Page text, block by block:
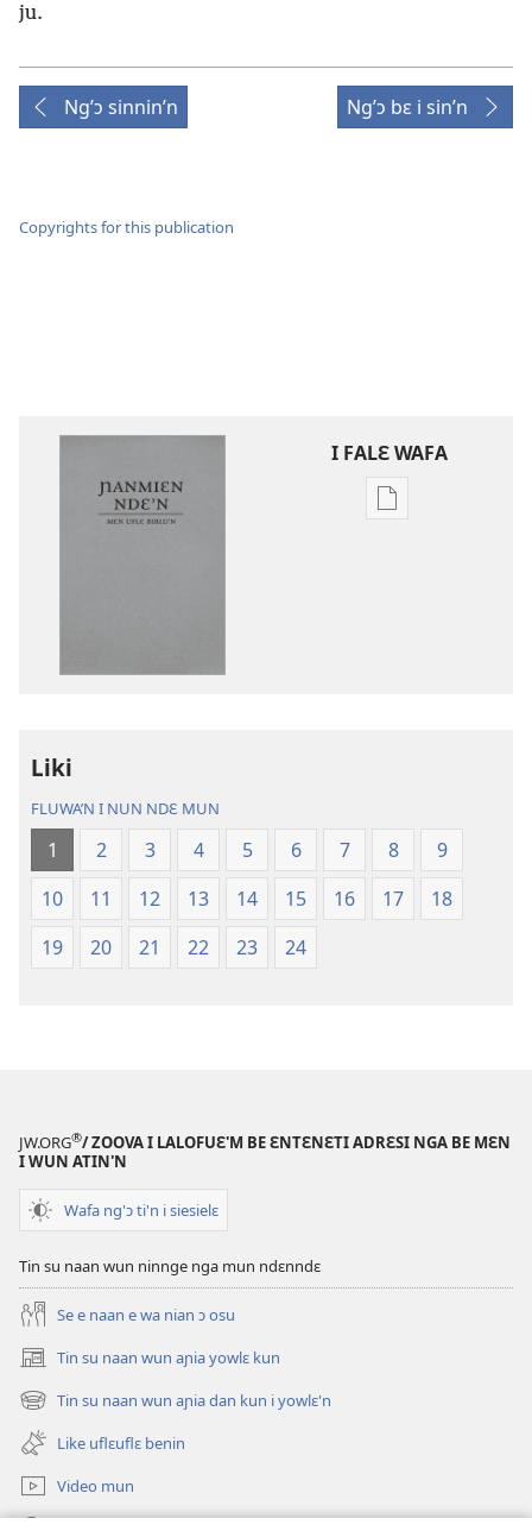
ju.
Ng’ɔ sinnin’n Ng’ɔ bɛ i sin’n
Copyrights for this publication
I FALƐ WAFA
Nga
Ɲanmiɛn
Ndɛ’n
—
Mɛn
Liki
FLUWA’N I NUN NDƐ MUN
1 2 3 4 5 6 7 8
9
10
11 12 13 14 15 16 17
18
19
20 21 22 23 24
JW.ORG®/ ZOOVA I LALOFUƐ'M BE ƐNTƐNƐTI ADRƐSI NGA BE MƐN
I WUN ATIN'N
Wafa ng'ɔ ti'n i siesielɛ
Tin su naan wun ninnge nga mun ndɛnndɛ
Se e naan e wa nian ɔ osu
Tin su naan wun aɲia yowlɛ kun
(opens
new
window)
Tin su naan wun aɲia dan kun i yowlɛ'n
(opens
new
window)
Like uflɛuflɛ benin
Video mun